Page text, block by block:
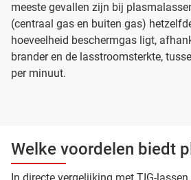
meeste gevallen zijn bij
(centraal gas en buiten gas)
hoeveelheid beschermgas ligt,
brander en de lasstroomsterkte,
per minuut.
Welke voordelen biedt